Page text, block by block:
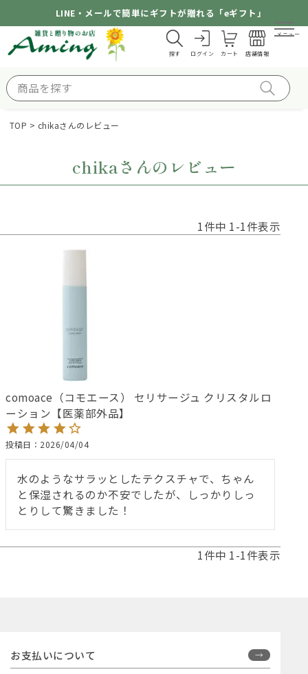
LINE・メールで簡単にギフトが贈れる「eギフト」
探す ログイン カート 店舗情報
メニュー
TOP chikaさんのレビュー
chikaさんのレビュー
1件中 1-1件表示
comoace（コモエース） セリサージュ クリスタルロ
ーション【医薬部外品】
投稿日 2026/04/04
水のようなサラッとしたテクスチャで、ちゃん
と保湿されるのか不安でしたが、しっかりしっ
とりして驚きました！
1件中 1-1件表示
お支払いについて